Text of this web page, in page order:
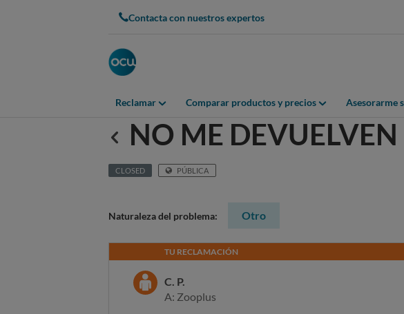
Contacta con nuestros expertos
Reclamar Comparar productos y precios Asesorarme
Anterior
NO ME
CLOSED PÚBLICA
Naturaleza del problema: Otro
TU RECLAMACIÓN
C. P.
A: Zooplus